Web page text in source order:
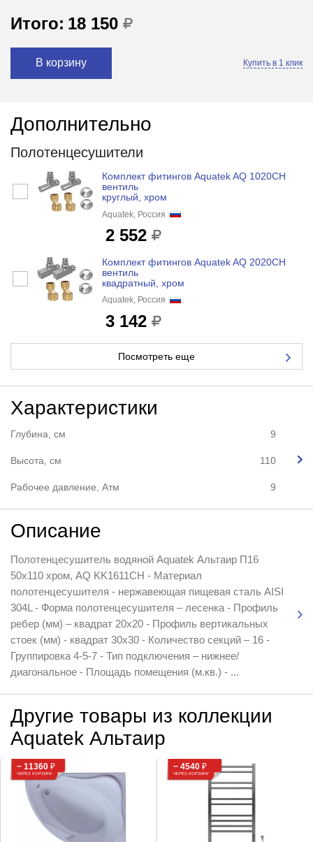
Итого: 18 150
В корзину Купить в 1 клик
Дополнительно
Полотенцесушители
Комплект фитингов Aquatek AQ 1020CH
вентиль
круглый, хром
Aquatek, Россия
2 552
Комплект фитингов Aquatek AQ 2020CH
вентиль
квадратный, хром
Aquatek, Россия
3 142
Посмотреть еще
Характеристики
Глубина, см 9
Высота, см 110
Рабочее давление, Атм 9
Описание
Полотенцесушитель водяной Aquatek Альтаир П16
50x110 хром, AQ KK1611CH - Материал
полотенцесушителя - нержавеющая пищевая сталь AISI
304L - Форма полотенцесушителя – лесенка - Профиль
ребер (мм) – квадрат 20х20 - Профиль вертикальных
стоек (мм) - квадрат 30х30 - Количество секций – 16 -
Группировка 4-5-7 - Тип подключения – нижнее/
диагональное - Площадь помещения (м.кв.) - ...
Другие товары из коллекции
Aquatek Альтаир
− 11360 ₽
ЧЕРЕЗ КОРЗИНУ
− 4540 ₽
ЧЕРЕЗ КОРЗИНУ